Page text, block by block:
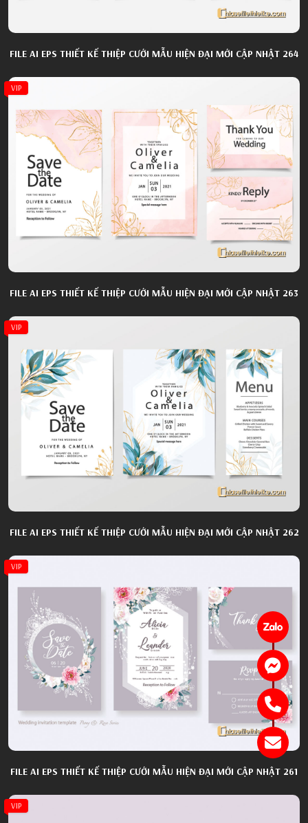
FILE AI EPS THIẾT KẾ THIỆP CƯỚI MẪU HIỆN ĐẠI MỚI CẬP NHẬT 264
VIP
FILE AI EPS THIẾT KẾ THIỆP CƯỚI MẪU HIỆN ĐẠI MỚI CẬP NHẬT 263
VIP
FILE AI EPS THIẾT KẾ THIỆP CƯỚI MẪU HIỆN ĐẠI MỚI CẬP NHẬT 262
VIP
FILE AI EPS THIẾT KẾ THIỆP CƯỚI MẪU HIỆN ĐẠI MỚI CẬP NHẬT 261
VIP